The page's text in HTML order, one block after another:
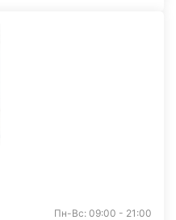
Пн-Вс: 09:00 - 21:00